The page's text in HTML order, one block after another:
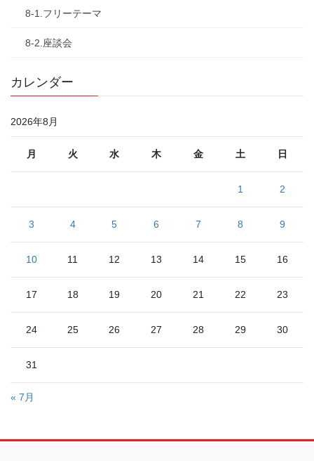
8-1.フリーテーマ
8-2.座談会
カレンダー
2026年8月
月 火 水 木 金 土 日
1 2
3 4 5 6 7 8 9
10 11 12 13 14 15 16
17 18 19 20 21 22 23
24 25 26 27 28 29 30
31
« 7月